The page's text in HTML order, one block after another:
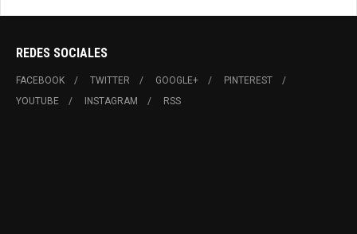
REDES SOCIALES
FACEBOOK TWITTER GOOGLE+
PINTEREST
YOUTUBE
INSTAGRAM RSS